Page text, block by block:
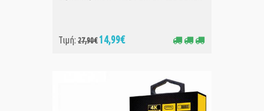
Τιμή: 27,90€ 14,99€